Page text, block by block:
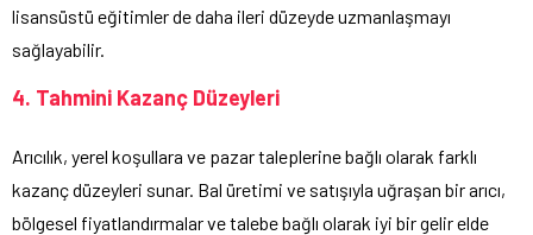
lisansüstü eğitimler de daha ileri düzeyde uzmanlaşmayı
sağlayabilir.
4. Tahmini Kazanç Düzeyleri
Arıcılık, yerel koşullara ve pazar taleplerine bağlı olarak farklı
kazanç düzeyleri sunar. Bal üretimi ve satışıyla uğraşan bir arıcı,
bölgesel fiyatlandırmalar ve talebe bağlı olarak iyi bir gelir elde